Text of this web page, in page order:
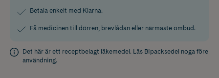
Betala enkelt med Klarna.
Få medicinen till dörren, brevlådan eller närmaste ombud.
Det här är ett receptbelagt läkemedel. Läs Bipacksedel noga före
användning.